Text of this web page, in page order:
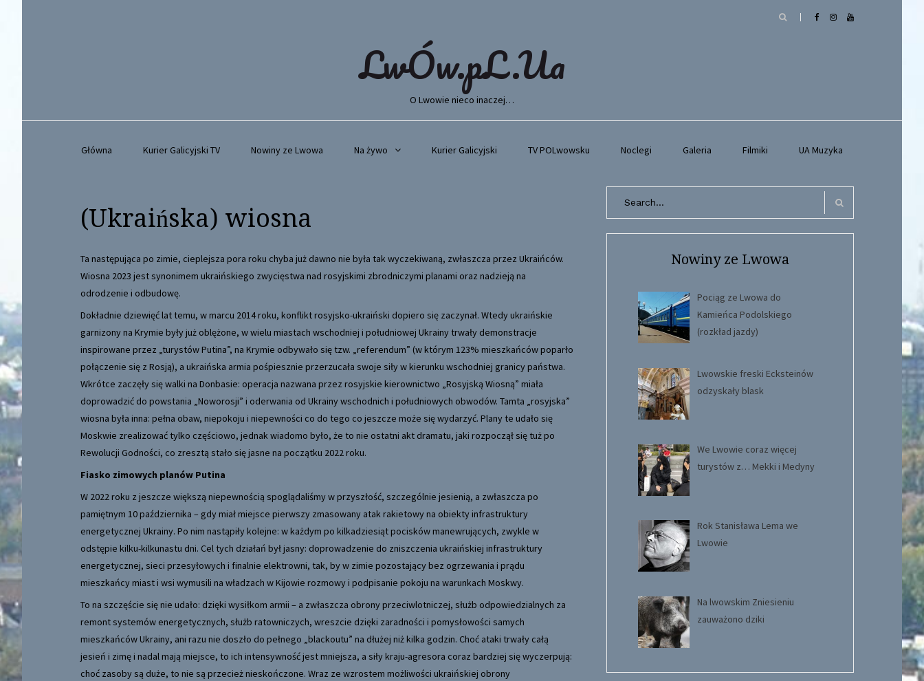
LwÓw.pL.Ua
O Lwowie nieco inaczej…
Główna Kurier Galicyjski TV Nowiny ze Lwowa Na żywo Kurier Galicyjski TV POLwowsku Noclegi Galeria Filmiki UA Muzyka
(Ukraińska) wiosna
Ta następująca po zimie, cieplejsza pora roku chyba już dawno nie była tak wyczekiwaną, zwłaszcza przez Ukraińców.
Wiosna 2023 jest synonimem ukraińskiego zwycięstwa nad rosyjskimi zbrodniczymi planami oraz nadzieją na
odrodzenie i odbudowę.
Dokładnie dziewięć lat temu, w marcu 2014 roku, konflikt rosyjsko-ukraiński dopiero się zaczynał. Wtedy ukraińskie
garnizony na Krymie były już oblężone, w wielu miastach wschodniej i południowej Ukrainy trwały demonstracje
inspirowane przez „turystów Putina”, na Krymie odbywało się tzw. „referendum” (w którym 123% mieszkańców poparło
połączenie się z Rosją), a ukraińska armia pośpiesznie przerzucała swoje siły w kierunku wschodniej granicy państwa.
Wkrótce zaczęły się walki na Donbasie: operacja nazwana przez rosyjskie kierownictwo „Rosyjską Wiosną” miała
doprowadzić do powstania „Noworosji” i oderwania od Ukrainy wschodnich i południowych obwodów. Tamta „rosyjska”
wiosna była inna: pełna obaw, niepokoju i niepewności co do tego co jeszcze może się wydarzyć. Plany te udało się
Moskwie zrealizować tylko częściowo, jednak wiadomo było, że to nie ostatni akt dramatu, jaki rozpoczął się tuż po
Rewolucji Godności, co zresztą stało się jasne na początku 2022 roku.
Fiasko zimowych planów Putina
W 2022 roku z jeszcze większą niepewnością spoglądaliśmy w przyszłość, szczególnie jesienią, a zwłaszcza po
pamiętnym 10 października – gdy miał miejsce pierwszy zmasowany atak rakietowy na obiekty infrastruktury
energetycznej Ukrainy. Po nim nastąpiły kolejne: w każdym po kilkadziesiąt pocisków manewrujących, zwykle w
odstępie kilku-kilkunastu dni. Cel tych działań był jasny: doprowadzenie do zniszczenia ukraińskiej infrastruktury
energetycznej, sieci przesyłowych i finalnie elektrowni, tak, by w zimie pozostający bez ogrzewania i prądu
mieszkańcy miast i wsi wymusili na władzach w Kijowie rozmowy i podpisanie pokoju na warunkach Moskwy.
To na szczęście się nie udało: dzięki wysiłkom armii – a zwłaszcza obrony przeciwlotniczej, służb odpowiedzialnych za
remont systemów energetycznych, służb ratowniczych, wreszcie dzięki zaradności i pomysłowości samych
mieszkańców Ukrainy, ani razu nie doszło do pełnego „blackoutu” na dłużej niż kilka godzin. Choć ataki trwały całą
jesień i zimę i nadal mają miejsce, to ich intensywność jest mniejsza, a siły kraju-agresora coraz bardziej się wyczerpują:
choć zasoby są duże, to nie są przecież nieskończone. Wraz ze wzrostem możliwości ukraińskiej obrony
Search
Nowiny ze Lwowa
Pociąg ze Lwowa do
Kamieńca Podolskiego
(rozkład jazdy)
Lwowskie freski Ecksteinów
odzyskały blask
We Lwowie coraz więcej
turystów z… Mekki i Medyny
Rok Stanisława Lema we
Lwowie
Na lwowskim Zniesieniu
zauważono dziki